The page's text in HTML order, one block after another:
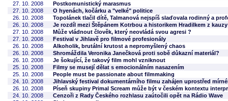
27. 10. 2008
Postkomunistický marasmus
27. 10. 2008
O hyenách, kočárku a "velké" politice
26. 10. 2008
Topolánek tlačil dítě, Talmanová nejspíš slaďovala rodinný a
26. 10. 2008
Je rozdíl mezi Štěpánem Kotrbou a historikem Hradilkem z
27. 10. 2008
Může vládnout člověk, který neovládá svou agresi ?
27. 10. 2008
Festival v Jihlavě pro filmové profesionály
26. 10. 2008
Alkoholik, brutální krutost a nepromyšlený chaos
26. 10. 2008
Shromáždila Veronika Janečková proti sobě důkazní materiál?
26. 10. 2008
Je šokující, že takový film mohl vzniknout
25. 10. 2008
Filmy se musejí dělat s emocionálním nasazením
25. 10. 2008
People must be passionate about filmmaking
24. 10. 2008
Jihlavský festival dokumentárního filmu zahájen uprostřed
26. 10. 2008
Píseň skupiny Primal Scream může být v českém kontextu
24. 10. 2008
Cenzoři z Rady Českého rozhlasu zaútočili opět na Rádio Wave